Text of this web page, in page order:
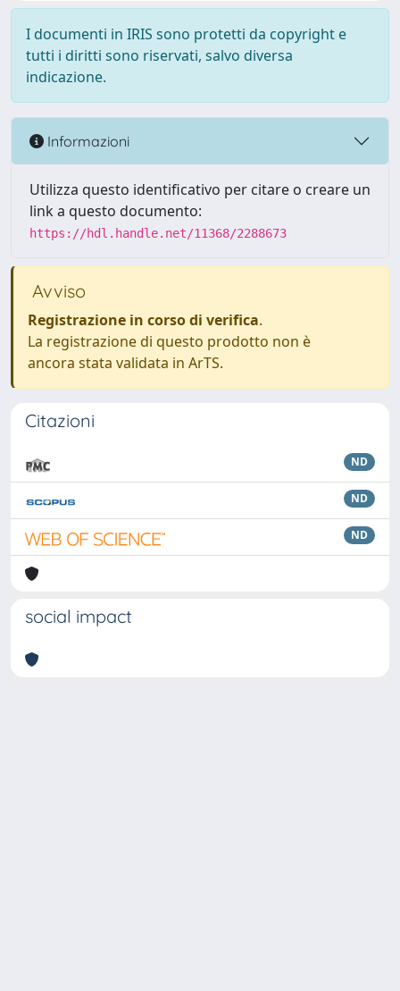
I documenti in IRIS sono protetti da copyright e
tutti i diritti sono riservati, salvo diversa
indicazione.
Informazioni
Utilizza questo identificativo per citare o creare un
link a questo documento:
https://hdl.handle.net/11368/2288673
Avviso
Registrazione in corso di verifica.
La registrazione di questo prodotto non è
ancora stata validata in ArTS.
Citazioni
ND
ND
ND
social impact